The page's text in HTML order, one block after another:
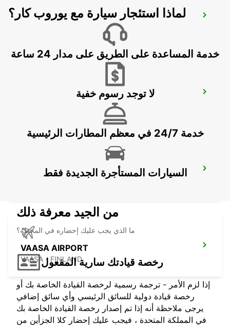
SUNDSVALL - IKC
SUNDSVALL TRAIN STATION
VAASA
VAASA AIRPORT
VAASA - FINLAND
لماذا استئجار سيارة مع يوروب كار؟
خدمة المساعدة على الطريق على مدار 24 ساعة
لا توجد رسوم خفية
خدمة 24/7 في معظم المطارات الرئيسية
السيارات المستأجرة الجديدة فقط
من الجيد معرفة ذلك
ما الذي يجب عليك إحضاره في المحطة؟
رخصة قيادتك سارية المفعول
إذا لزم الأمر - ترجمة رسمية لرخصة القيادة الخاصة بك أو
رخصة قيادة دولية للسائق الرئيسي وأي سائق إضافي
يرجى ملاحظة أنه إذا تم إصدار رخصة القيادة الخاصة بك
في المملكة المتحدة ، فيجب عليك إحضار كلا الجزأين من